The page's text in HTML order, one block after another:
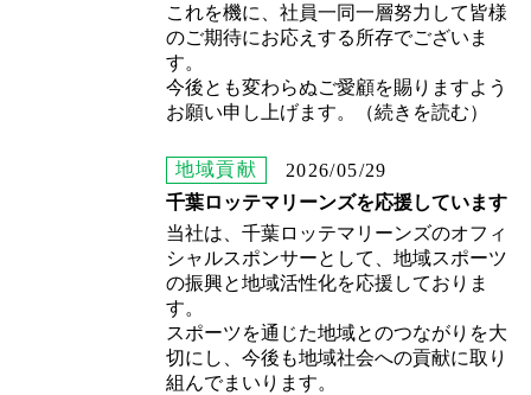
これを機に、社員一同一層努力して皆様
のご期待にお応えする所存でございま
す。
今後とも変わらぬご愛顧を賜りますよう
お願い申し上げます。
（続きを読む）
地域貢献
2026/05/29
千葉ロッテマリーンズを応援しています
当社は、千葉ロッテマリーンズのオフィ
シャルスポンサーとして、地域スポーツ
の振興と地域活性化を応援しておりま
す。
スポーツを通じた地域とのつながりを大
切にし、今後も地域社会への貢献に取り
組んでまいります。